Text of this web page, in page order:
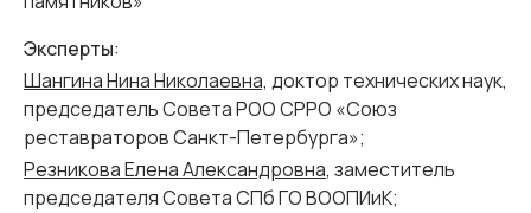
Эксперты:
Шангина Нина Николаевна, доктор технических наук,
председатель Совета РОО СРРО «Союз
реставраторов Санкт-Петербурга»;
Резникова Елена Александровна, заместитель
председателя Совета СПб ГО ВООПИиК;